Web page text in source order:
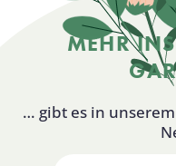
MEHR
… gibt es in